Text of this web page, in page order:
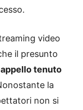
video
il presunto
tenuto
la
non si